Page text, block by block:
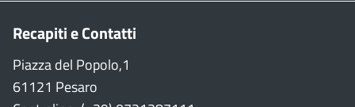
Consiglio Comunale
CON
Stradario
WiFi
Recapiti e Contatti
Piazza del Popolo,1
61121 Pesaro